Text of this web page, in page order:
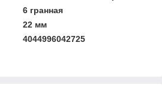
6 гранная
22 мм
4044996042725